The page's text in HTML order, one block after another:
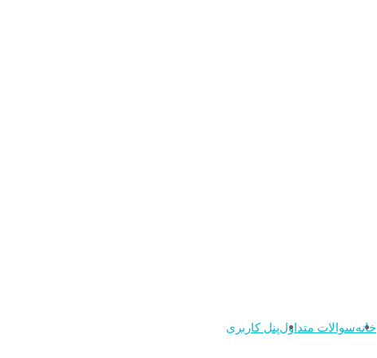
خانهسوالات متداولپنل کاربری